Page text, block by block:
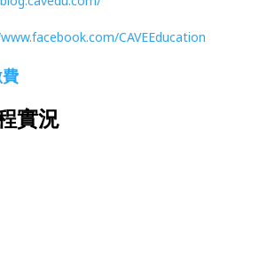
CAVEEducation
實況